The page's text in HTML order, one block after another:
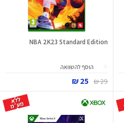
NBA 2K23 Standard Edition
הוסף להשוואה
29 ₪
25 ₪